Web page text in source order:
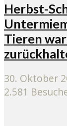
Herbst-
Tieren
30. Oktober
2.581